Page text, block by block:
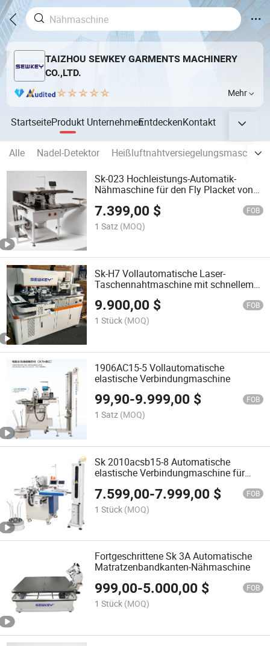
TAIZHOU SEWKEY GARMENTS MACHINERY
CO.,LTD.
Mehr
StartseiteProdukt UnternehmenEntdeckenKontakt
Alle Nadel-Detektor
Heißluftnahtversiegelungsmaschine
Sk-023 Hochleistungs-Automatik-
Nähmaschine für den Fly Placket von
7.399,00 $ FOB
1 Satz (MOQ)
Sk-H7 Vollautomatische Laser-
Taschennahtmaschine mit schnellem
Formenwechsel
9.900,00 $ FOB
1 Stück (MOQ)
1906AC15-5 Vollautomatische
elastische Verbindungmaschine
99,90-9.999,00 $ FOB
1 Satz (MOQ)
Sk 2010acsb15-8 Automatische
elastische Verbindungmaschine für
7.599,00-7.999,00 $ FOB
1 Stück (MOQ)
Fortgeschrittene Sk 3A Automatische
Matratzenbandkanten-Nähmaschine
999,00-5.000,00 $ FOB
1 Stück (MOQ)